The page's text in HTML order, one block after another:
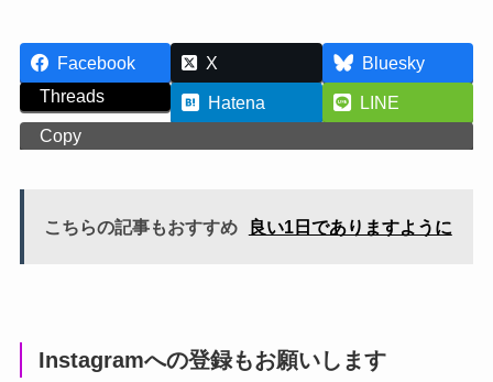
Facebook X
Bluesky
Threads
Hatena
LINE
Copy
こちらの記事もおすすめ 良い1日でありますように
Instagramへの登録もお願いします